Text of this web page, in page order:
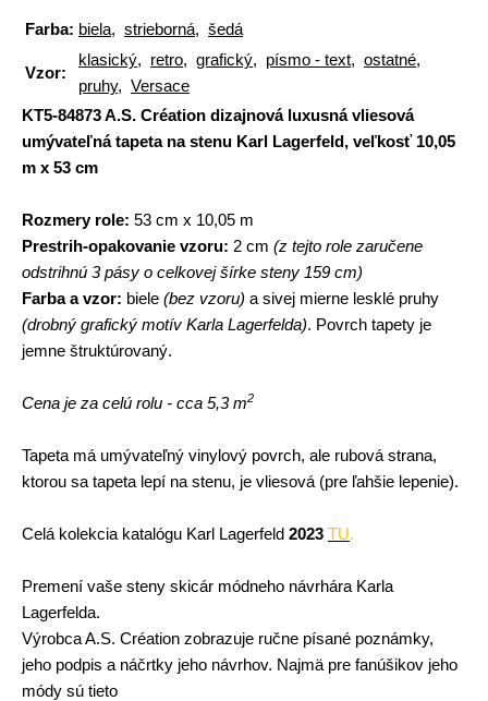
Farba: biela, strieborná, šedá
Vzor:
klasický, retro, grafický, písmo - text, ostatné,
pruhy, Versace
KT5-84873 A.S. Création dizajnová luxusná vliesová
umývateľná tapeta na stenu Karl Lagerfeld, veľkosť 10,05
m x 53 cm
Rozmery role: 53 cm x 10,05 m
Prestrih-opakovanie vzoru: 2 cm (z tejto role zaručene
odstrihnú 3 pásy o celkovej šírke steny 159 cm)
Farba a vzor: biele (bez vzoru) a sivej mierne lesklé pruhy
(drobný grafický motív Karla Lagerfelda). Povrch tapety je
jemne štruktúrovaný.
Cena je za celú rolu - cca 5,3 m2
Tapeta má umývateľný vinylový povrch, ale rubová strana,
ktorou sa tapeta lepí na stenu, je vliesová (pre ľahšie lepenie).
Celá kolekcia katalógu Karl Lagerfeld 2023 TU.
Premení vaše steny skicár módneho návrhára Karla
Lagerfelda.
Výrobca A.S. Création zobrazuje ručne písané poznámky,
jeho podpis a náčrtky jeho návrhov. Najmä pre fanúšikov jeho
módy sú tieto